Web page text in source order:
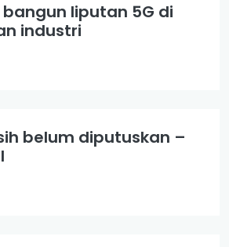
bangun liputan 5G di
industri
belum diputuskan –